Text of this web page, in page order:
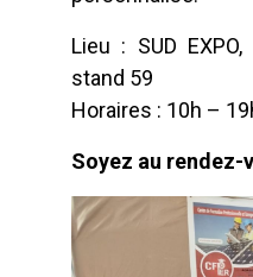
Lieu : SUD
stand 59
Horaires : 10h –
Soyez au rendez-